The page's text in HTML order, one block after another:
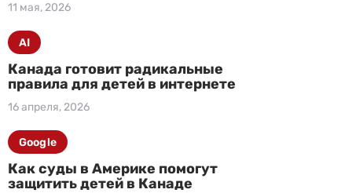
11 мая, 2026
Канада готовит радикальные
правила для детей в интернете
16 апреля, 2026
AI
Как суды в Америке помогут
защитить детей в Канаде
Google